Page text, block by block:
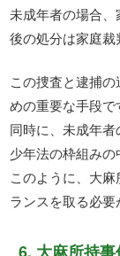
未成年者の場合
後の処分は家庭裁
この捜査と逮捕
めの重要な手段で
同時に、未成年
少年法の枠組みの
このように、大
ランスを取る必要
6. 大麻所持